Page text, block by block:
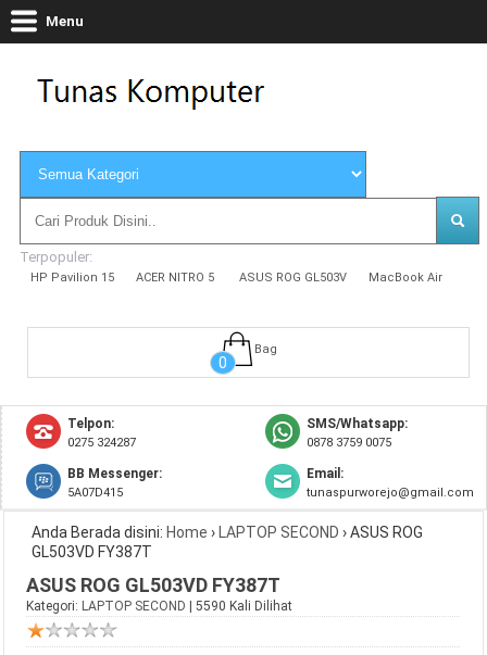
Menu
Terpopuler:
HP Pavilion 15 ACER NITRO 5 ASUS ROG GL503V MacBook Air
0
Bag
Telpon:
0275 324287
SMS/Whatsapp:
0878 3759 0075
BB Messenger:
5A07D415
Email:
tunaspurworejo@gmail.com
Anda Berada disini: Home › LAPTOP SECOND ›ASUS ROG
GL503VD FY387T
ASUS ROG GL503VD FY387T
Kategori: LAPTOP SECOND | 5590 Kali Dilihat